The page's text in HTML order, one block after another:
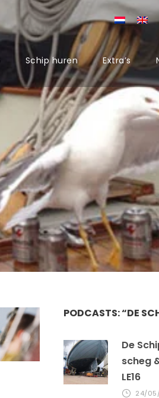
Schip huren Extra’s
PODCASTS: “DE
De
scheg
LE16
24/